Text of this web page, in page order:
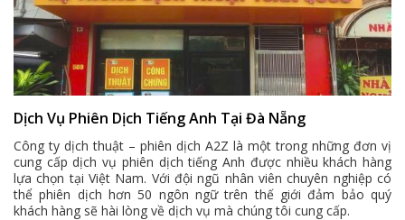
Dịch Vụ Phiên Dịch Tiếng Anh Tại Đà Nẵng
Công ty dịch thuật – phiên dịch A2Z là một trong những đơn vị
cung cấp dịch vụ phiên dịch tiếng Anh được nhiều khách hàng
lựa chọn tại Việt Nam. Với đội ngũ nhân viên chuyên nghiệp có
thể phiên dịch hơn 50 ngôn ngữ trên thế giới đảm bảo quý
khách hàng sẽ hài lòng về dịch vụ mà chúng tôi cung cấp.